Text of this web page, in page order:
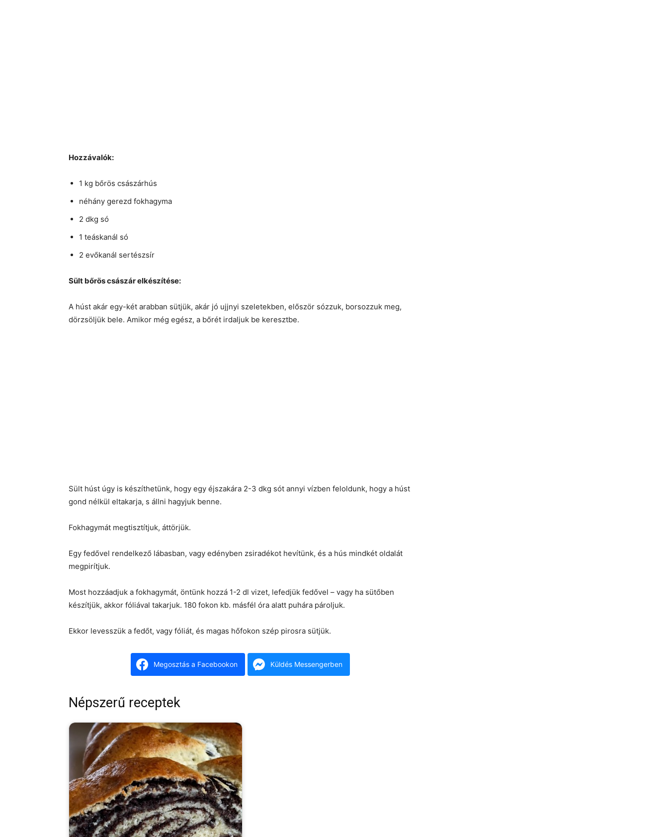
Hozzávalók:
1 kg bőrös császárhús
néhány gerezd fokhagyma
2 dkg só
1 teáskanál só
2 evőkanál sertészsír
Sült bőrös császár elkészítése:
A húst akár egy-két arabban sütjük, akár jó ujjnyi szeletekben, először sózzuk, borsozzuk meg,
dörzsöljük bele. Amikor még egész, a bőrét irdaljuk be keresztbe.
Sült húst úgy is készíthetünk, hogy egy éjszakára 2-3 dkg sót annyi vízben feloldunk, hogy a húst
gond nélkül eltakarja, s állni hagyjuk benne.
Fokhagymát megtisztítjuk, áttörjük.
Egy fedővel rendelkező lábasban, vagy edényben zsiradékot hevítünk, és a hús mindkét oldalát
megpirítjuk.
Most hozzáadjuk a fokhagymát, öntünk hozzá 1-2 dl vizet, lefedjük fedővel – vagy ha sütőben
készítjük, akkor fóliával takarjuk. 180 fokon kb. másfél óra alatt puhára pároljuk.
Ekkor levesszük a fedőt, vagy fóliát, és magas hőfokon szép pirosra sütjük.
Megosztás a Facebookon Küldés Messengerben
Népszerű receptek